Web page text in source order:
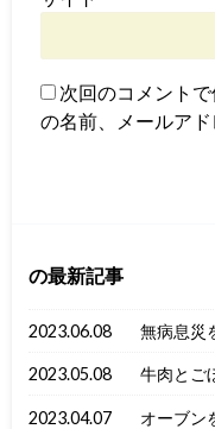
次回のコメント
の名前、メールアド
の最新記事
2023.06.08 無病息災
2023.05.08 牛肉とご
2023.04.07 オーブン